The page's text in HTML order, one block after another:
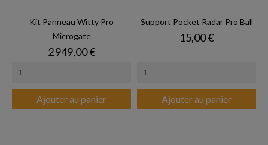
Kit Panneau Witty Pro
Microgate
Prix
2 949,00 €
Ajouter au panier
Support Pocket Radar Pro Ball
Prix
15,00 €
Ajouter au panier